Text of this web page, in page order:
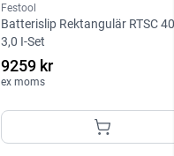
Festool
Batterislip Rektangulär RTSC
3,0 I-Set
9259 kr
ex moms